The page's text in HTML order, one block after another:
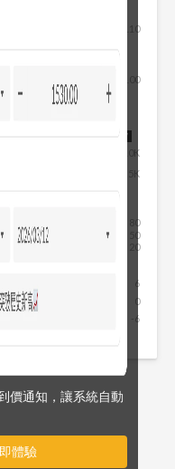
價通知，讓系統自動
體驗
100
110
2026/08/07
5K
10K
20
50
80
-6
0
6